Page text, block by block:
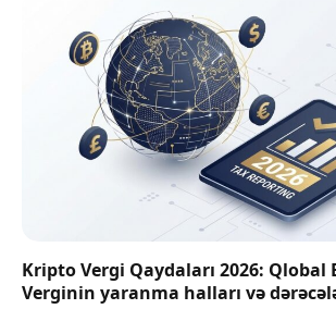
Kripto Vergi Qaydaları 2026:
Verginin yaranma halları və